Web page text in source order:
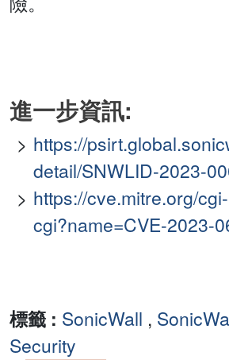
進一步資訊:
https://
detail/SNWLID-2023-
https://cve.mitre.org/
cgi?name=CVE-2023-
標籤 : SonicWall ,
Security